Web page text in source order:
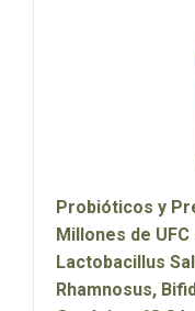
Probióticos y
Millones de
Lactobacillus
Rhamnosus,